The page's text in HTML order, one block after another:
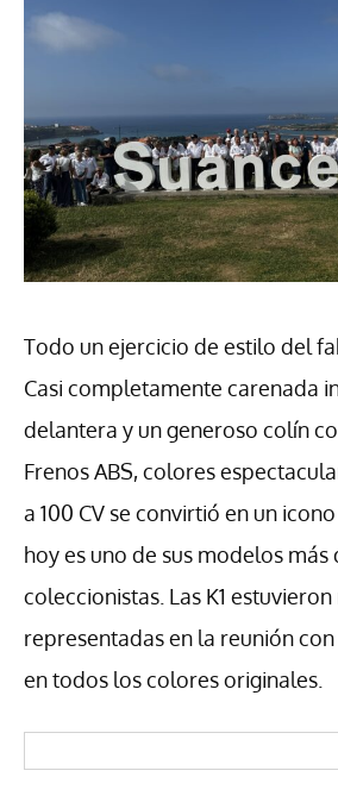
Todo un ejercicio de estilo del
Casi completamente carenada
delantera y un generoso colín
Frenos ABS, colores
a 100 CV se convirtió en un
hoy es uno de sus modelos
coleccionistas. Las K1
representadas en la reunión
en todos los colores originales.